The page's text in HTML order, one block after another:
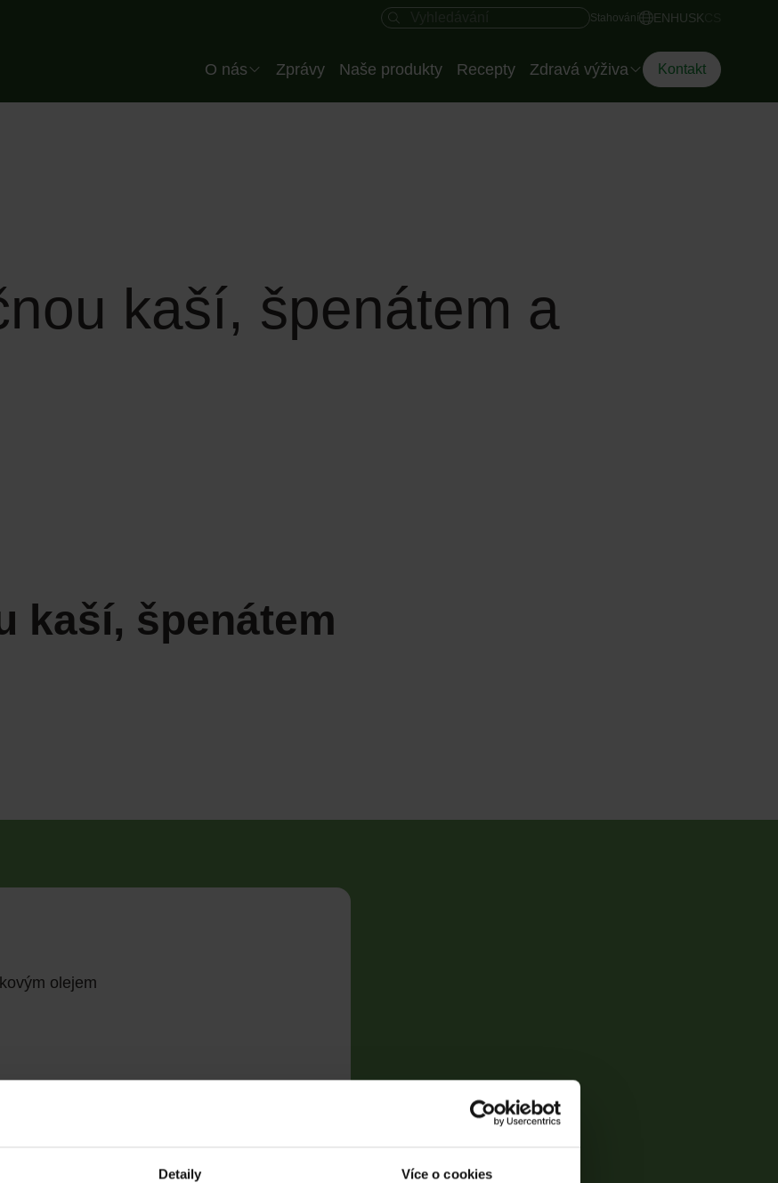
Detaily Více o cookies
Vyhledávací pole Rychlý přístup
Stahování ENHUSK
Header CZ
O nás
Společnost
Zprávy Naše produkty Recepty Zdravá výživa
Dietoložka společnosti
Kontakt
kaší, špenátem a
kaší, špenátem
olejem